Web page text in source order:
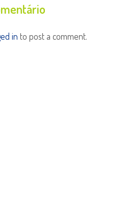
in to post a comment.